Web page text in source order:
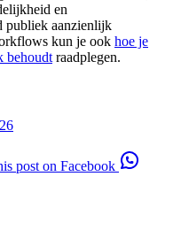
en
publiek aanzienlijk
kun je ook hoe je
behoudt raadplegen.
post on Facebook